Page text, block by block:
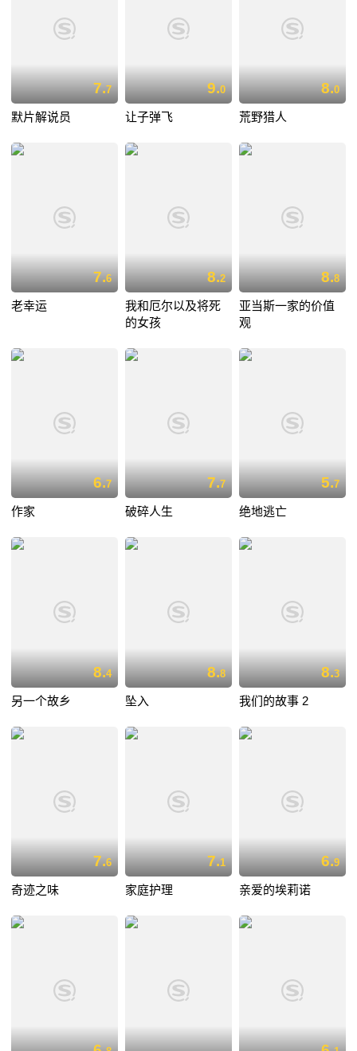
7.7
默片解说员
9.0
让子弹飞
8.0
荒野猎人
7.6
老幸运
8.2
我和厄尔以及将死
的女孩
8.8
亚当斯一家的价值
观
6.7
作家
7.7
破碎人生
5.7
绝地逃亡
8.4
另一个故乡
8.8
坠入
8.3
我们的故事 2
7.6
奇迹之味
7.1
家庭护理
6.9
亲爱的埃莉诺